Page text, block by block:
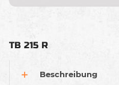
TB 215 R
Beschreibung